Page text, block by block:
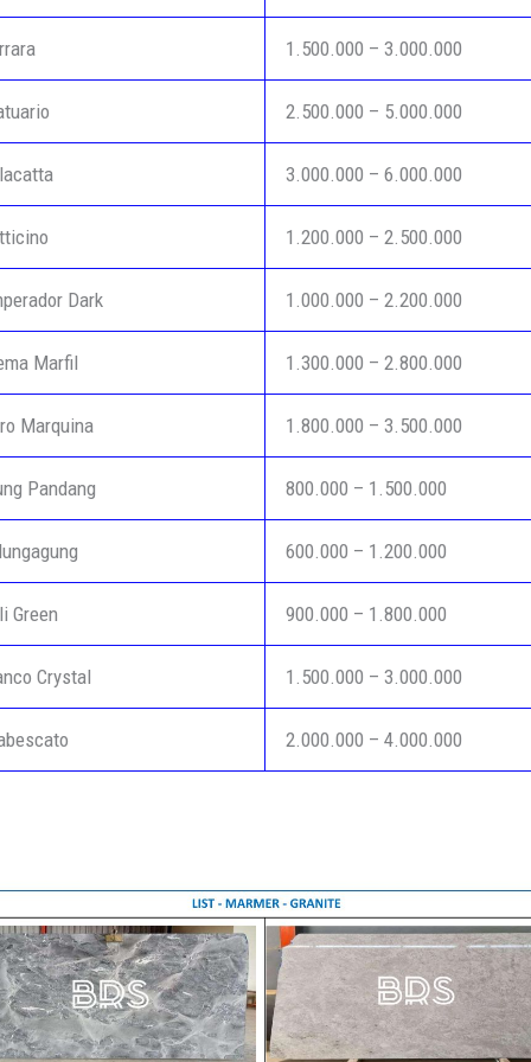
1.500.000 – 3.000.000
2.500.000 – 5.000.000
3.000.000 – 6.000.000
1.200.000 – 2.500.000
Dark 1.000.000 – 2.200.000
Marfil 1.300.000 – 2.800.000
Marquina 1.800.000 – 3.500.000
Pandang 800.000 – 1.500.000
600.000 – 1.200.000
Green 900.000 – 1.800.000
Crystal 1.500.000 – 3.000.000
2.000.000 – 4.000.000